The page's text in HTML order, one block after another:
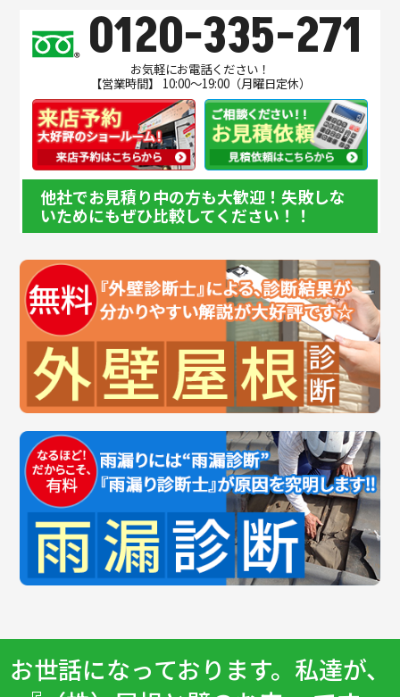
0120-335-271
お気軽にお電話ください！
【営業時間】 10:00～19:00（月曜日定休）
他社でお見積り中の方も大歓迎！失敗しな
いためにもぜひ比較してください！！
お世話になっております。私達が、